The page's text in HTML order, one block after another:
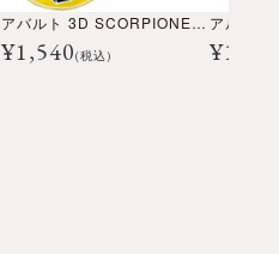
アバルト 3D SCORPIONE 60mm ラウンド ステッカー
¥1,540(税込) ¥